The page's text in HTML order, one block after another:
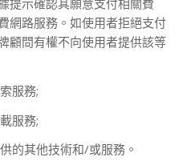
提示確認其願意支付相關費
網路服務。如使用者拒絕支付
顧問有權不向使用者提供該等
服務;
服務;
的其他技術和/或服務。